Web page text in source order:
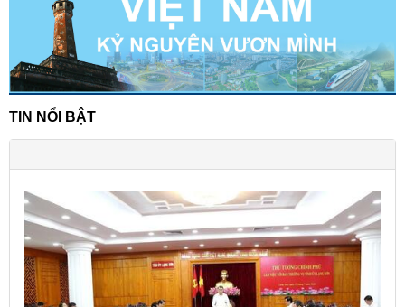
TIN NỔI BẬT